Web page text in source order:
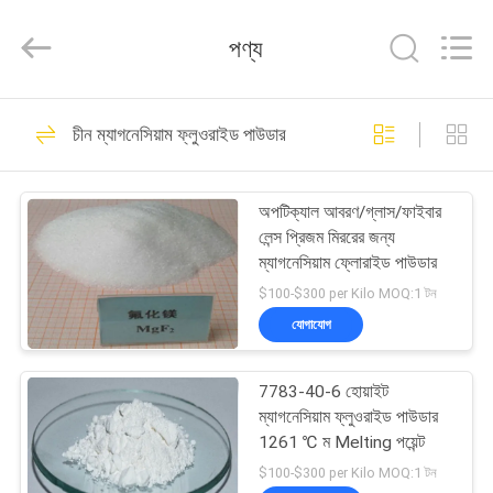
পণ্য
ভিডিও
আমাদের
সম্বন্ধে
কারখানা
পরিদর্শন
Imp.&Exp.Co.,Ltd.
সোডিয়াম Cryolite
509
পটাসিয়াম ক্রিওলাইট
344
পণ্য
চীন ম্যাগনেসিয়াম ফ্লুওরাইড পাউডার
অপটিক্যাল আবরণ/গ্লাস/ফাইবার
লেন্স প্রিজম মিররের জন্য
ম্যাগনেসিয়াম ফ্লোরাইড পাউডার
$100-$300 per Kilo MOQ:1 টন
যোগাযোগ
7783-40-6 হোয়াইট
ম্যাগনেসিয়াম ফ্লুওরাইড পাউডার
1261 ℃ ম Melting পয়েন্ট
$100-$300 per Kilo MOQ:1 টন